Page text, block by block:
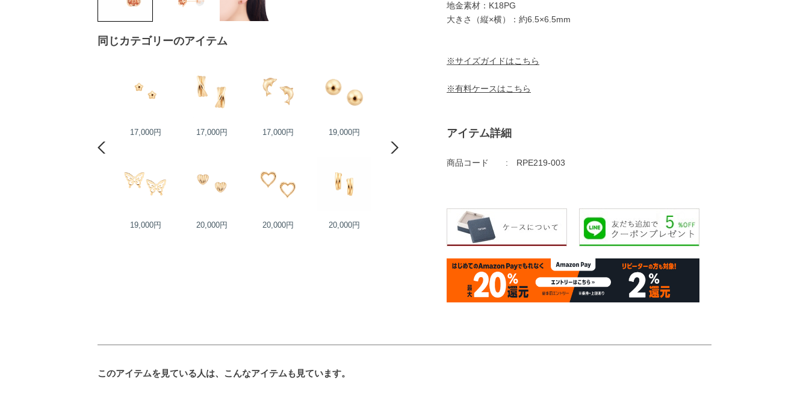
同じカテゴリーのアイテム
17,000円 17,000円 17,000円 19,000円
19,000円 20,000円 20,000円 20,000円
20,000円 20,000円
23,000円 23,000円 24,000円
地金素材：K18PG
大きさ（縦×横）：約6.5×6.5mm
※サイズガイドはこちら
※有料ケースはこちら
アイテム詳細
商品コード RPE219-003
このアイテムを見ている人は、こんなアイテムも見ています。